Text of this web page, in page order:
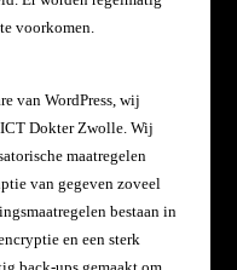
voorkomen.
van WordPress, wij
ICT Dokter Zwolle. Wij
maatregelen
van gegeven zoveel
bestaan in
en een sterk